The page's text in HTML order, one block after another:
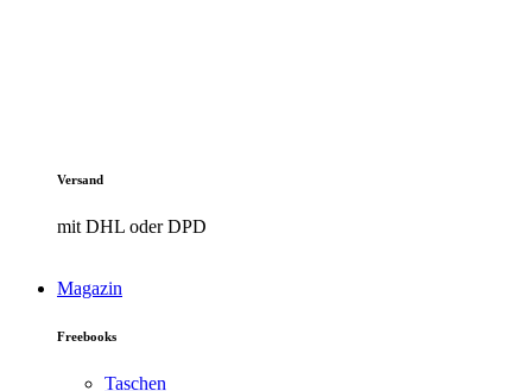
Versand
mit DHL oder DPD
Magazin
Freebooks
Taschen